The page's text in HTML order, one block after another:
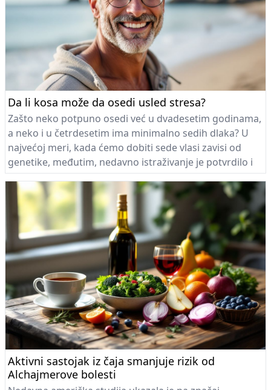
Da li kosa može da osedi usled stresa?
Zašto neko potpuno osedi već u dvadesetim godinama,
a neko i u četrdesetim ima minimalno sedih dlaka? U
najvećoj meri, kada ćemo dobiti sede vlasi zavisi od
genetike, međutim, nedavno istraživanje je potvrdilo i
ulogu stresa u ovom procesu...
Aktivni sastojak iz čaja smanjuje rizik od
Alchajmerove bolesti